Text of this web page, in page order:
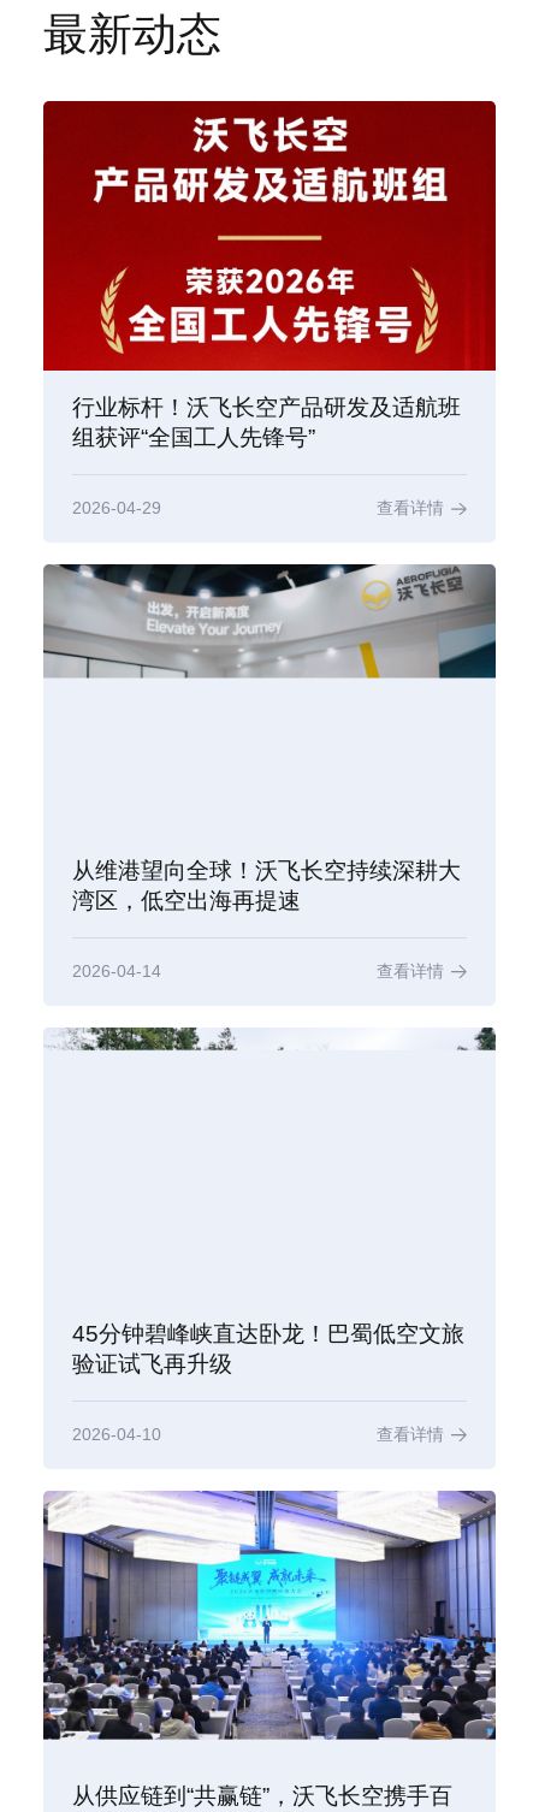
最新动态
行业标杆！沃飞长空产品研发及适航班
组获评“全国工人先锋号”
2026-04-29 查看详情
从维港望向全球！沃飞长空持续深耕大
湾区，低空出海再提速
2026-04-14 查看详情
45分钟碧峰峡直达卧龙！巴蜀低空文旅
验证试飞再升级
2026-04-10 查看详情
从供应链到“共赢链”，沃飞长空携手百